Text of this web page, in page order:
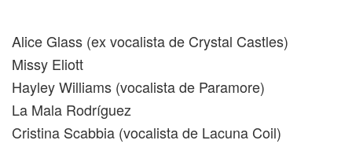
Alice Glass (ex vocalista de Crystal Castles)
Missy Eliott
Hayley Williams (vocalista de Paramore)
La Mala Rodríguez
Cristina Scabbia (vocalista de Lacuna Coil)